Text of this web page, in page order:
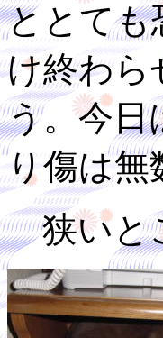
ととても
け終わら
う。今日
り傷は無
狭いと